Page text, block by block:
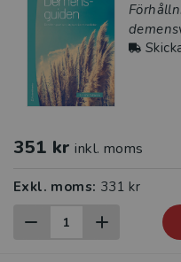
351 kr inkl. moms
Exkl. moms: 331 kr